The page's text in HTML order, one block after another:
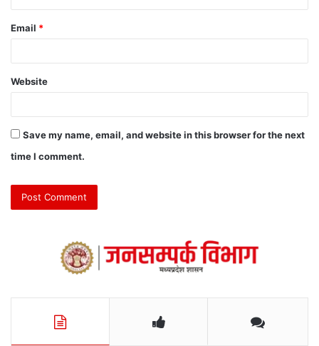
Email *
Website
Save my name, email, and website in this browser for the next
time I comment.